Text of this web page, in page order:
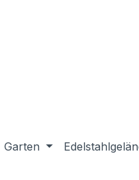
Garten